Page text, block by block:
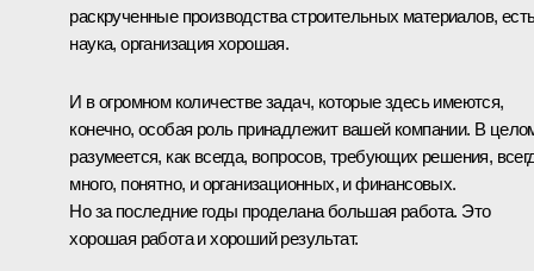
раскрученные производства строительных материалов,
наука, организация хорошая.
И в огромном количестве задач, которые здесь имеются,
конечно, особая роль принадлежит вашей компании. В
разумеется, как всегда, вопросов, требующих решения,
много, понятно, и организационных, и финансовых.
Но за последние годы проделана большая работа. Это
хорошая работа и хороший результат.